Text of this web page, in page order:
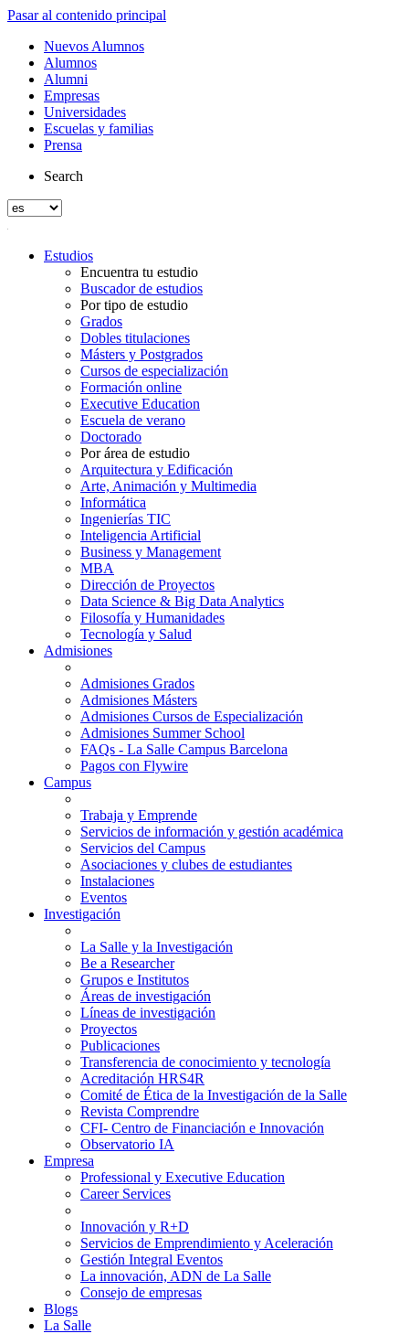
Pasar al contenido principal
Nuevos Alumnos
Alumnos
Alumni
Empresas
Universidades
Escuelas y familias
Prensa
Search
Estudios
Encuentra tu estudio
Buscador de estudios
Por tipo de estudio
Grados
Dobles titulaciones
Másters y Postgrados
Cursos de especialización
Formación online
Executive Education
Escuela de verano
Doctorado
Por área de estudio
Arquitectura y Edificación
Arte, Animación y Multimedia
Informática
Ingenierías TIC
Inteligencia Artificial
Business y Management
MBA
Dirección de Proyectos
Data Science & Big Data Analytics
Filosofía y Humanidades
Tecnología y Salud
Admisiones
Admisiones Grados
Admisiones Másters
Admisiones Cursos de Especialización
Admisiones Summer School
FAQs - La Salle Campus Barcelona
Pagos con Flywire
Campus
Trabaja y Emprende
Servicios de información y gestión académica
Servicios del Campus
Asociaciones y clubes de estudiantes
Instalaciones
Eventos
Investigación
La Salle y la Investigación
Be a Researcher
Grupos e Institutos
Áreas de investigación
Líneas de investigación
Proyectos
Publicaciones
Transferencia de conocimiento y tecnología
Acreditación HRS4R
Comité de Ética de la Investigación de la Salle
Revista Comprendre
CFI- Centro de Financiación e Innovación
Observatorio IA
Empresa
Professional y Executive Education
Career Services
Innovación y R+D
Servicios de Emprendimiento y Aceleración
Gestión Integral Eventos
La innovación, ADN de La Salle
Consejo de empresas
Blogs
La Salle